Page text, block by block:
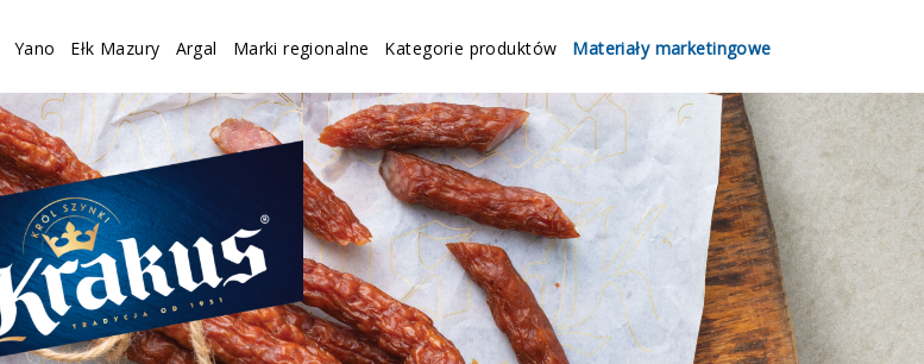
Yano Ełk Mazury Argal Marki regionalne Kategorie produktów Materiały marketingowe